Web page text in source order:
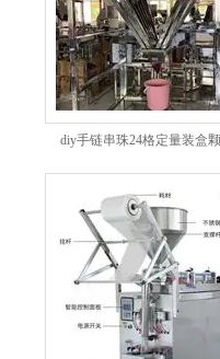
diy手链串珠24格定量装盒